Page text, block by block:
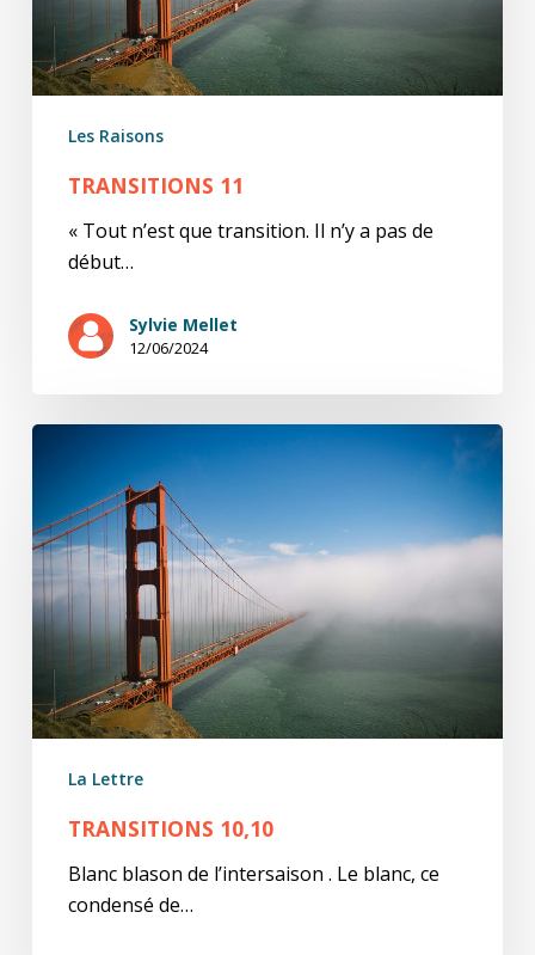
Les Raisons
TRANSITIONS 11
« Tout n’est que transition. Il n’y a pas de
début…
Sylvie Mellet
12/06/2024
La Lettre
TRANSITIONS 10,10
Blanc blason de l’intersaison . Le blanc, ce
condensé de…